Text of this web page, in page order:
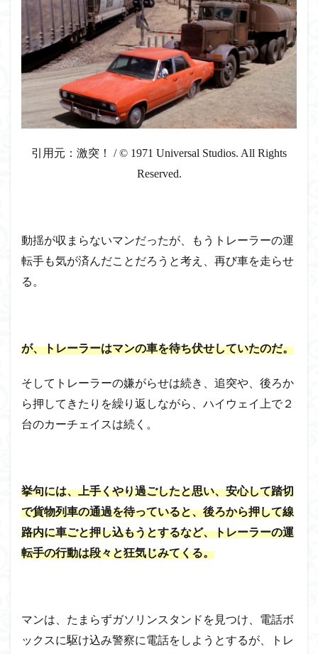
引用元：激突！ / © 1971 Universal Studios. All Rights
Reserved.
動揺が収まらないマンだったが、もうトレーラーの運
転手も気が済んだことだろうと考え、再び車を走らせ
る。
が、トレーラーはマンの車を待ち伏せしていたのだ。
そしてトレーラーの嫌がらせは続き、追突や、後ろか
ら押してきたりを繰り返しながら、ハイウェイ上で２
台のカーチェイスは続く。
挙句には、上手くやり過ごしたと思い、安心して踏切
で貨物列車の通過を待っていると、後ろから押して線
路内に車ごと押し込もうとするなど、トレーラーの運
転手の行動は段々と狂気じみてくる。
マンは、たまらずガソリンスタンドを見つけ、電話ボ
ックスに駆け込み警察に電話をしようとするが、トレ